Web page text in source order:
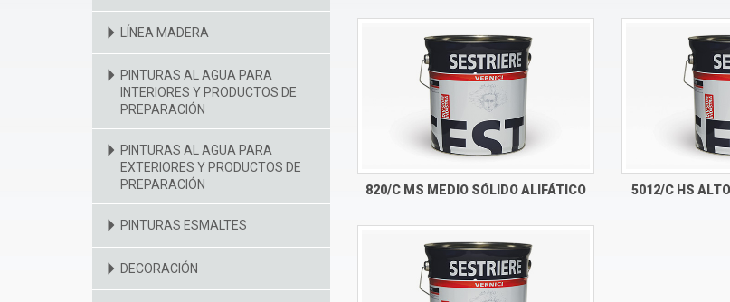
820/C MS MEDIO SÓLIDO ALIFÁTICO 5012/C HS
LÍNEA MADERA
PINTURAS AL AGUA PARA
INTERIORES Y PRODUCTOS DE
PREPARACIÓN
PINTURAS AL AGUA PARA
EXTERIORES Y PRODUCTOS DE
PREPARACIÓN
PINTURAS ESMALTES
DECORACIÓN